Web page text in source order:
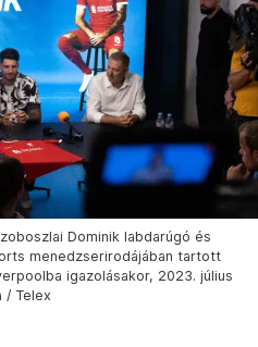
Dominik labdarúgó és
menedzserirodájában tartott
igazolásakor, 2023. július
/ Telex